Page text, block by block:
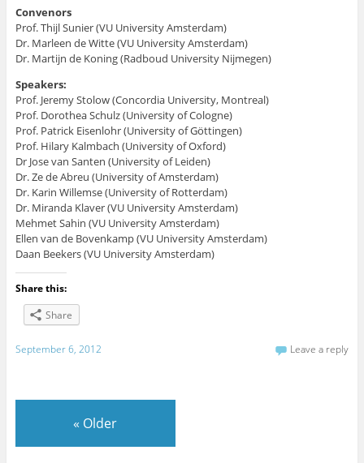
Convenors
Prof. Thijl Sunier (VU University Amsterdam)
Dr. Marleen de Witte (VU University Amsterdam)
Dr. Martijn de Koning (Radboud University Nijmegen)
Speakers:
Prof. Jeremy Stolow (Concordia University, Montreal)
Prof. Dorothea Schulz (University of Cologne)
Prof. Patrick Eisenlohr (University of Göttingen)
Prof. Hilary Kalmbach (University of Oxford)
Dr Jose van Santen (University of Leiden)
Dr. Ze de Abreu (University of Amsterdam)
Dr. Karin Willemse (University of Rotterdam)
Dr. Miranda Klaver (VU University Amsterdam)
Mehmet Sahin (VU University Amsterdam)
Ellen van de Bovenkamp (VU University Amsterdam)
Daan Beekers (VU University Amsterdam)
Share this:
Share
September 6, 2012 Leave a reply
« Older